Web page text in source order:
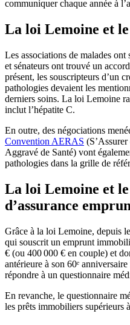
communiquer chaque année à
La loi Lemoine et
Les associations de malades
et sénateurs ont trouvé un
présent, les souscripteurs d’un
pathologies devaient les
derniers soins. La loi Lemoine
inclut l’hépatite C.
En outre, des négociations
Convention AERAS
Aggravé de Santé) vont
pathologies dans la grille de
La loi Lemoine et
d’assurance
Grâce à la loi Lemoine, depuis
qui souscrit un emprunt
€ (ou 400 000 € en couple) et
antérieure à son 60ᵉ
répondre à un questionnaire
En revanche, le questionnaire
les prêts immobiliers supérieurs